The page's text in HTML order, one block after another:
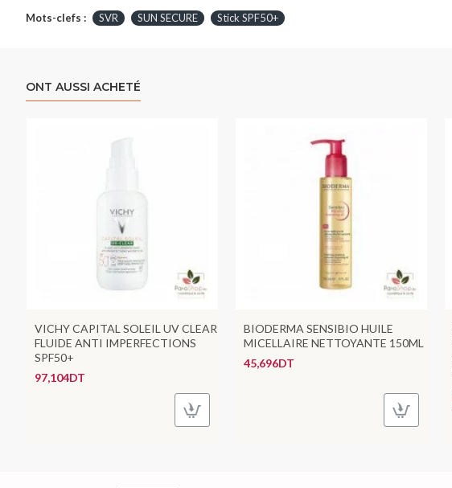
Mots-clefs : SVR SUN SECURE Stick SPF50+
ONT AUSSI ACHETÉ
VICHY CAPITAL SOLEIL UV CLEAR
FLUIDE ANTI IMPERFECTIONS
SPF50+
97,104DT
BIODERMA SENSIBIO HUILE
MICELLAIRE NETTOYANTE 150ML
45,696DT